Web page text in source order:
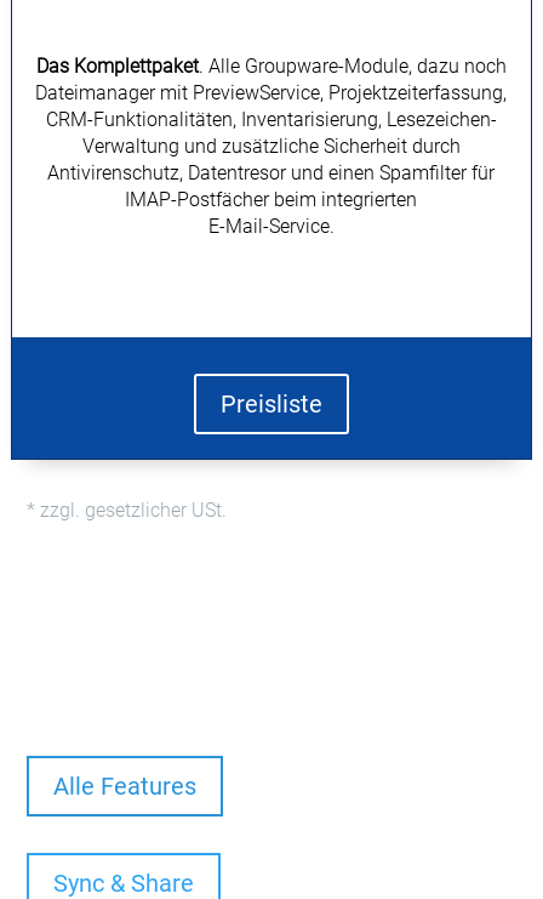
Das Komplettpaket. Alle Groupware-Module, dazu noch
Dateimanager mit PreviewService, Projektzeiterfassung,
CRM-Funktionalitäten, Inventarisierung, Lesezeichen-
Verwaltung und zusätzliche Sicherheit durch
Antivirenschutz, Datentresor und einen Spamfilter für
IMAP-Postfächer beim integrierten
E-Mail-Service.
Preisliste
* zzgl. gesetzlicher USt.
Alle Features
Sync & Share